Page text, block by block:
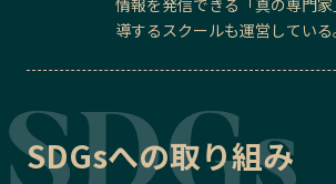
情報を発信できる「真の専門
導するスクールも運営している
SDGsへの取り組み